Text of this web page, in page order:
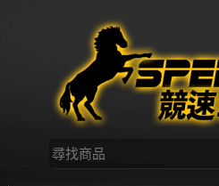
尋
找：